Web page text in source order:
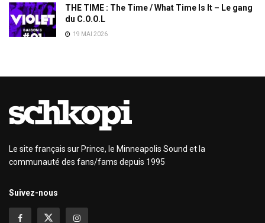
THE TIME : The Time / What Time Is It – Le gang
du C.O.O.L
19 MAI 2026
Le site français sur Prince, le Minneapolis Sound et la
communauté des fans/fams depuis 1995
Suivez-nous